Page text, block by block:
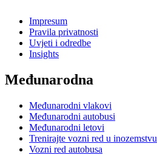
Impresum
Pravila privatnosti
Uvjeti i odredbe
Insights
Međunarodna
Međunarodni vlakovi
Međunarodni autobusi
Međunarodni letovi
Trenirajte vozni red u inozemstvu
Vozni red autobusa